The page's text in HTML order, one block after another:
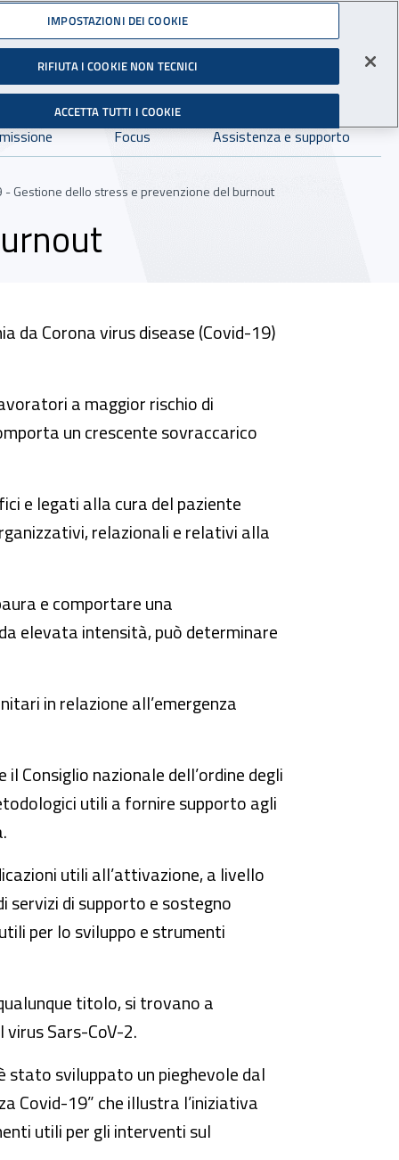
Infortuni sul Lavoro
Facebook - Sito esterno - Apertura in nuova finestra
X- Sito esterno - Apertura in nuova finestra
Instagram - Sito esterno - Apertura in
Linkedin - Sito esterno -
Youtube - Sito esterno -
Tiktok - SitoSpreaker -
Dove cercare:
Focus Assistenza e supporto
- Gestione dello stress e prevenzione del burnout
da Corona virus disease (Covid-19)
a maggior rischio di
un crescente sovraccarico
e legati alla cura del paziente
relazionali e relativi alla
e comportare una
elevata intensità, può determinare
in relazione all’emergenza
Consiglio nazionale dell’ordine degli
utili a fornire supporto agli
utili all’attivazione, a livello
servizi di supporto e sostegno
per lo sviluppo e strumenti
titolo, si trovano a
Sars-CoV-2.
stato sviluppato un pieghevole dal
Covid-19” che illustra l’iniziativa
utili per gli interventi sul
IMPOSTAZIONI DEI COOKIE
RIFIUTA I COOKIE NON TECNICI
ACCETTA TUTTI I COOKIE